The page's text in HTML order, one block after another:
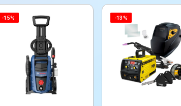
-15% -13%